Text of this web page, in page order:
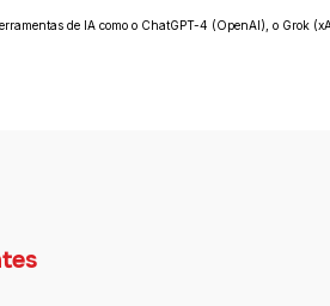
de IA como o ChatGPT-4 (OpenAI), o Grok